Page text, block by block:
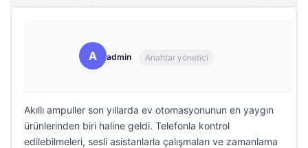
A admin Anahtar yönetici
Akıllı ampuller son yıllarda ev otomasyonunun en yaygın
ürünlerinden biri haline geldi. Telefonla kontrol
edilebilmeleri, sesli asistanlarla çalışmaları ve zamanlama